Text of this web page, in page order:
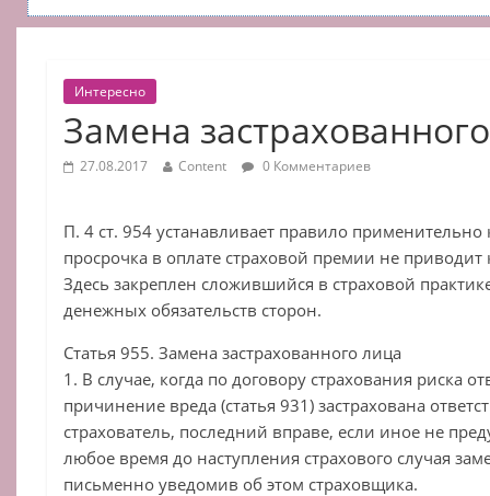
Интересно
Замена
27.08.2017 Content 0 Комментариев
П. 4 ст. 954 устанавливает правило применительно
просрочка в оплате страховой премии не
Здесь закреплен сложившийся в страховой
денежных обязательств сторон.
Статья 955. Замена застрахованного лица
1. В случае, когда по договору страхования риска
причинение вреда (статья 931) застрахована
страхователь, последний вправе, если иное не
любое время до наступления страхового случая
письменно уведомив об этом страховщика.